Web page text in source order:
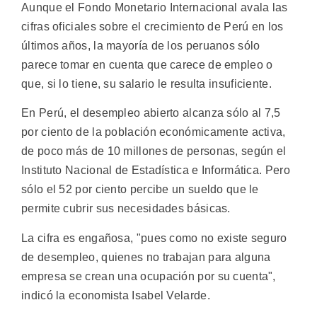
Aunque el Fondo Monetario Internacional avala las
cifras oficiales sobre el crecimiento de Perú en los
últimos años, la mayoría de los peruanos sólo
parece tomar en cuenta que carece de empleo o
que, si lo tiene, su salario le resulta insuficiente.
En Perú, el desempleo abierto alcanza sólo al 7,5
por ciento de la población económicamente activa,
de poco más de 10 millones de personas, según el
Instituto Nacional de Estadística e Informática. Pero
sólo el 52 por ciento percibe un sueldo que le
permite cubrir sus necesidades básicas.
La cifra es engañosa, "pues como no existe seguro
de desempleo, quienes no trabajan para alguna
empresa se crean una ocupación por su cuenta",
indicó la economista Isabel Velarde.